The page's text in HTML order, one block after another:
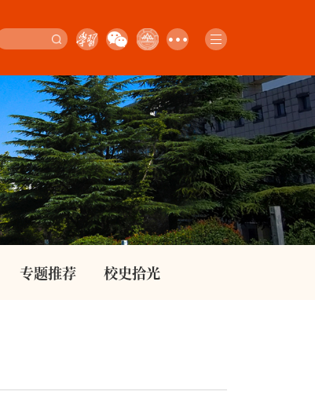
专题推荐 校史拾光